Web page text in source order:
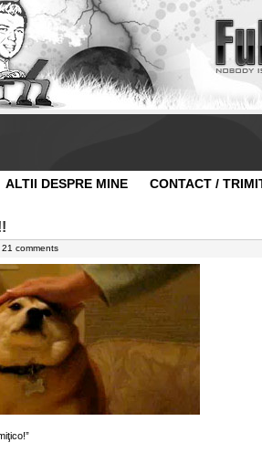
ALTII DESPRE MINE CONTACT /
21 comments